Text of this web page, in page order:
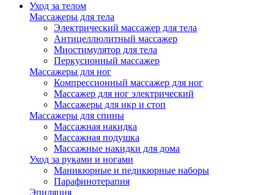
Уход за телом
Массажеры для тела
Электрический массажер для тела
Антицеллюлитный массажер
Миостимулятор для тела
Перкусионный массажер
Массажеры для ног
Компрессионный массажер для ног
Массажер для ног электрический
Массажеры для икр и стоп
Массажеры для спины
Массажная накидка
Массажная подушка
Массажные накидки для дома
Уход за руками и ногами
Маникюрные и педикюрные наборы
Парафинотерапия
Эпиляция